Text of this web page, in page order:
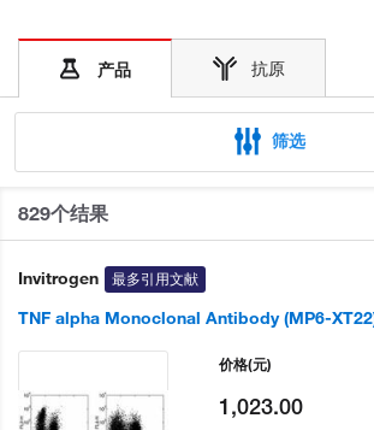
产品 抗原
筛选
829个结果
Invitrogen 最多引用文献
TNF alpha Monoclonal Antibody (MP6-
价格(元)
1,023.00